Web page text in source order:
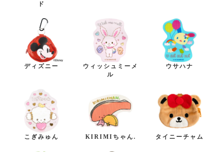
ド
ディズニー
ウィッシュミーメ
ル
ウサハナ
こぎみゅん KIRIMIちゃん. タイニーチャム